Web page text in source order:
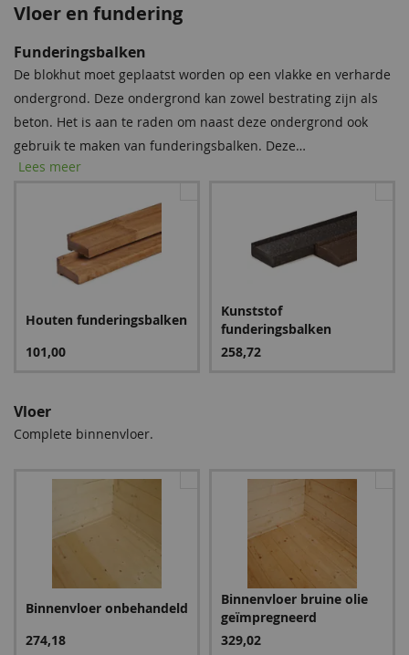
Vloer en fundering
Dit tuinverblijf wordt standaard geleverd zonder
dakbedekking. Tegen een meerprijs kunt u het EPDM-
dakpakket meebestellen. Het EPDM-pakket bestaat uit: EPDM,
kit en dakdoorvoer.
443,00
Funderingsbalken
De blokhut moet geplaatst worden op een vlakke en verharde
ondergrond. Deze ondergrond kan zowel bestrating zijn als
beton. Het is aan te raden om naast deze ondergrond ook
gebruik te maken van funderingsbalken. Deze
funderingsbalken moeten onder de onderste wandlagen van
rechtstreeks in het regenwater komt te staan. De blokhut
wordt door de funderingsbalken beschermd tegen vocht en
schimmel, en de levensduur wordt verlengd. Wij raden u dan
ook ten zeerste aan één van de complete sets bij te bestellen.
Bij blokhutten met een wanddikte van 50mm en hoger
adviseren wij u tevens de set composiet funderingsbalken
robuust te nemen.
Lees meer
Houten funderingsbalken
101,00
Kunststof
funderingsbalken
258,72
Vloer
Complete binnenvloer.
Binnenvloer onbehandeld
274,18
Binnenvloer bruine olie
geïmpregneerd
329,02